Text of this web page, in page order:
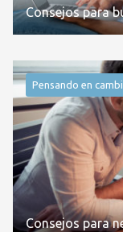
Consejos para
Pensando en
Consejos para